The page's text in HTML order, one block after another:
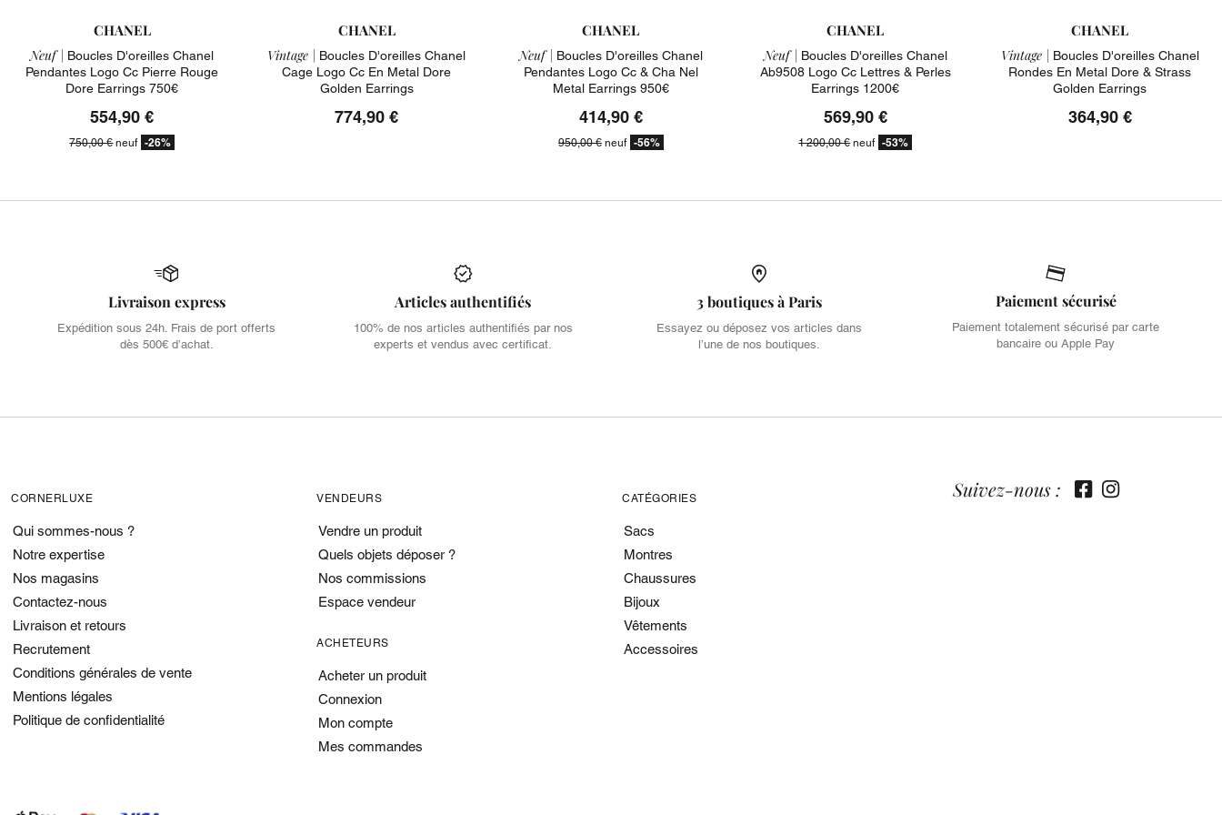
CHANEL
Neuf | Boucles D'oreilles Chanel
Pendantes Logo Cc Pierre Rouge
Dore Earrings 750€
554,90 €
750,00 €neuf -26%
CHANEL
Vintage | Boucles D'oreilles Chanel
Cage Logo Cc En Metal Dore
Golden Earrings
774,90 €
CHANEL
Neuf | Boucles D'oreilles Chanel
Pendantes Logo Cc & Cha Nel
Metal Earrings 950€
414,90 €
950,00 €neuf -56%
CHANEL
Neuf | Boucles D'oreilles Chanel
Ab9508 Logo Cc Lettres & Perles
Earrings 1200€
569,90 €
1 200,00 €neuf -53%
CHANEL
Vintage | Boucles D'oreilles Chanel
Rondes En Metal Dore & Strass
Golden Earrings
364,90 €
Livraison express
Expédition sous 24h. Frais de port offerts
dès 500€ d’achat.
Articles authentifiés
100% de nos articles authentifiés par nos
experts et vendus avec certificat.
3 boutiques à Paris
Essayez ou déposez vos articles dans
l’une de nos boutiques.
Paiement sécurisé
Paiement totalement sécurisé par carte
bancaire ou Apple Pay
CORNERLUXE
Qui sommes-nous ?
Notre expertise
Nos magasins
Contactez-nous
Livraison et retours
Recrutement
Conditions générales de vente
Mentions légales
Politique de confidentialité
VENDEURS
Vendre un produit
Quels objets déposer ?
Nos commissions
Espace vendeur
ACHETEURS
Acheter un produit
Connexion
Mon compte
Mes commandes
CATÉGORIES
Sacs
Montres
Chaussures
Bijoux
Vêtements
Accessoires
Suivez-nous :